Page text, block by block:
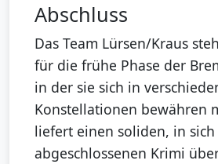
Abschluss
Das Team Lürsen/Kraus
für die frühe Phase der
in der sie sich in
Konstellationen bewähren
liefert einen soliden, in sich
abgeschlossenen Krimi